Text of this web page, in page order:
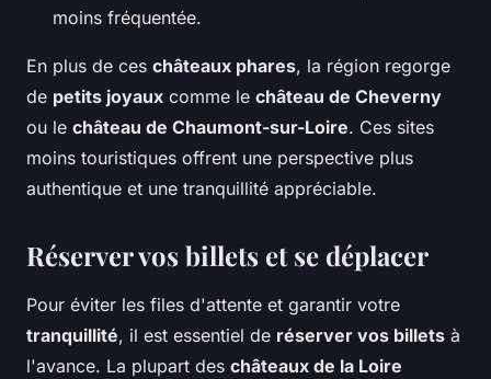
moins fréquentée.
En plus de ces châteaux phares, la région regorge
de petits joyaux comme le château de Cheverny
ou le château de Chaumont-sur-Loire. Ces sites
moins touristiques offrent une perspective plus
authentique et une tranquillité appréciable.
Réserver vos billets et se déplacer
Pour éviter les files d'attente et garantir votre
tranquillité, il est essentiel de réserver vos billets à
l'avance. La plupart des châteaux de la Loire